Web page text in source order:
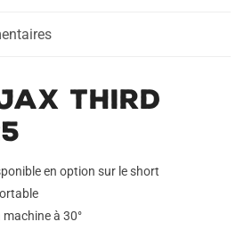
Third
en option sur le short
à 30°